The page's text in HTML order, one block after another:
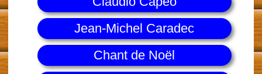
Jean-Michel Caradec
Chant de Noël